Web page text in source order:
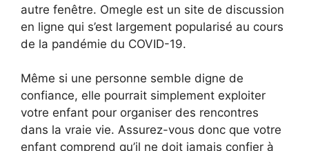
autre fenêtre. Omegle est un site de discussion
en ligne qui s’est largement popularisé au cours
de la pandémie du COVID-19.
Même si une personne semble digne de
confiance, elle pourrait simplement exploiter
votre enfant pour organiser des rencontres
dans la vraie vie. Assurez-vous donc que votre
enfant comprend qu’il ne doit jamais confier à